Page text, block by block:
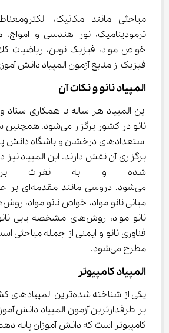
مباحثی مانند مکانیک،
ترمودینامیک، نور هندسی و امواج،
خواص مواد، فیزیک نوین، ریاضیات
فیزیک از منابع آزمون المپیاد دانش آموزی
المپیاد نانو و نکات آن
این المپیاد هر ساله با همکاری ستاد
نانو در کشور برگزار
استعدادهای درخشان و باشگاه دانش
برگزاری آن نقش دارند. این المپیاد نیز
شده و به نفرات
می‌شود. دروسی
نانو مواد، روش‌های مشخصه
فناوری نانو و ایمنی از جمله مباحثی
مطرح می‌شود.
المپیاد کامپیوتر
یکی از شناخته شده‌ترین
پر طرفدارترین آزمون المپیاد دانش
کامپیوتر است که دانش آموزان پایه